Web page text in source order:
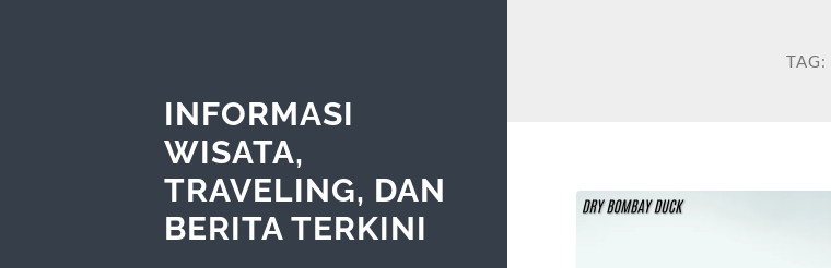
INFORMASI
WISATA,
TRAVELING, DAN
BERITA TERKINI
TAG: